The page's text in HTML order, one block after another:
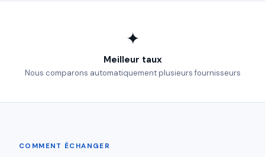
✦
Meilleur taux
Nous comparons automatiquement plusieurs fournisseurs
COMMENT ÉCHANGER